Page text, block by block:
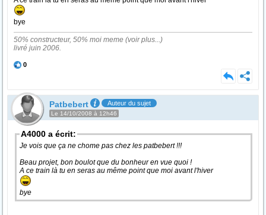
bye
50% constructeur, 50% moi meme (voir plus...)
livré juin 2006.
0
Patbebert Auteur du sujet
Le 14/10/2008 à 12h46
A4000 a écrit:
Je vois que ça ne chome pas chez les patbebert !!!
Beau projet, bon boulot que du bonheur en vue quoi !
A ce train là tu en seras au même point que moi avant l'hiver
bye